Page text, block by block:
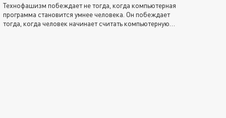
Технофашизм побеждает не тогда, когда компьютерная
программа становится умнее человека. Он побеждает
тогда, когда человек начинает считать компьютерную